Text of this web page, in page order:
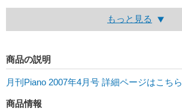
もっと見る
商品の説明
月刊Piano 2007年4月号 詳細ページはこちら
商品情報